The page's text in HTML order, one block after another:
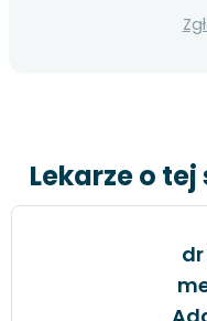
Lekarze o
dr